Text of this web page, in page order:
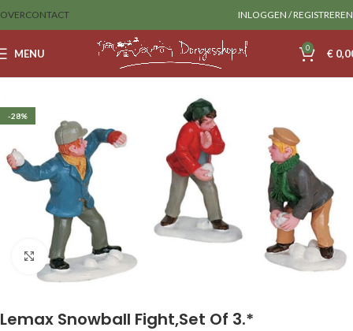
OVERCONTACT INLOGGEN / REGISTREREN
MENU 0 €
-28%
Klik om te vergroten
Lemax Snowball Fight,Set Of 3.*